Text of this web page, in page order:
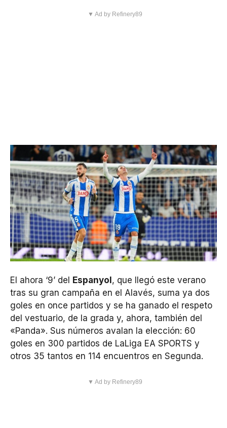
▼ Ad by Refinery89
El ahora ‘9’ del Espanyol , que llegó este verano
tras su gran campaña en el Alavés, suma ya dos
goles en once partidos y se ha ganado el respeto
del vestuario, de la grada y, ahora, también del
«Panda». Sus números avalan la elección: 60
goles en 300 partidos de LaLiga EA SPORTS y
otros 35 tantos en 114 encuentros en Segunda.
▼ Ad by Refinery89